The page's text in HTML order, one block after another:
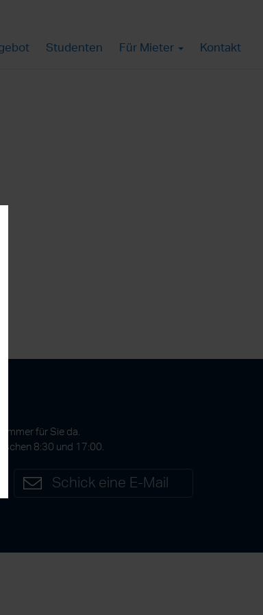
Studenten Für Mieter Kontakt
immer für Sie da.
8:30 und 17:00.
Schick eine E-Mail